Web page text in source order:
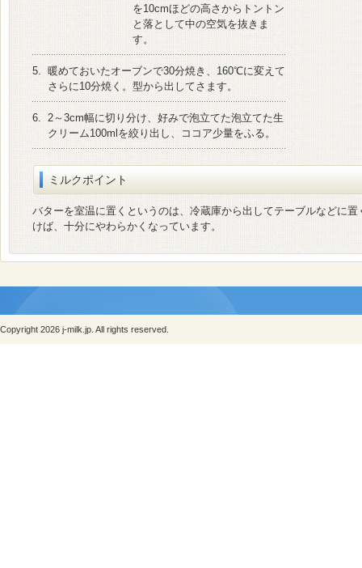
を10cmほどの高さからトントン
と落として中の空気を抜きま
す。
5. 暖めておいたオーブンで30分焼き、160℃に変えて
さらに10分焼く。型から出してさます。
6. 2～3cm幅に切り分け、好みで泡立てた泡立てた生
クリーム100mlを絞り出し、ココア少量をふる。
ミルクポイント
バターを室温に置くというのは、冷蔵庫から出してテーブルなどに
けば、十分にやわらかくなっています。
Copyright 2026 j-milk.jp. All rights reserved.